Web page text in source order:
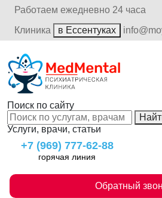
Работаем ежедневно 24 часа
Клиника
в Ессентуках
Поиск по сайту
Услуги, врачи, статьи
+7 (969) 777-62-88
горячая линия
Обратный